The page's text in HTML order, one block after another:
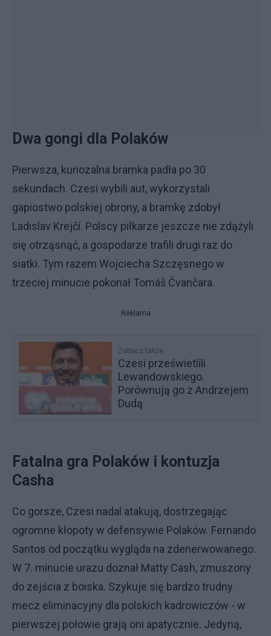
Dwa gongi dla Polaków
Pierwsza, kuriozalna bramka padła po 30
sekundach. Czesi wybili aut, wykorzystali
gapiostwo polskiej obrony, a bramkę zdobył
Ladislav Krejčí. Polscy piłkarze jeszcze nie zdążyli
się otrząsnąć, a gospodarze trafili drugi raz do
siatki. Tym razem Wojciecha Szczęsnego w
trzeciej minucie pokonał Tomáš Čvančara.
Reklama
Zobacz także
Czesi prześwietlili
Lewandowskiego.
Porównują go z Andrzejem
Dudą
Fatalna gra Polaków i kontuzja
Casha
Co gorsze, Czesi nadal atakują, dostrzegając
ogromne kłopoty w defensywie Polaków. Fernando
Santos od początku wygląda na zdenerwowanego.
W 7. minucie urazu doznał Matty Cash, zmuszony
do zejścia z boiska. Szykuje się bardzo trudny
mecz eliminacyjny dla polskich kadrowiczów - w
pierwszej połowie grają oni apatycznie. Jedyną,